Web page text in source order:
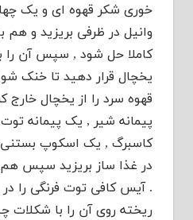
خوری شکر قهوه ای و یک
وانیل در ظرفی بریزید و هم
یخچال قرار دهید تا خنک
قهوه سرد را از یخچال خارج
پیمانه شیر , یک پیمانه توت
در غذا ساز بریزید سپس
. آیس کافی توت فرنگی را در
ریخته روی آن را با شکلات